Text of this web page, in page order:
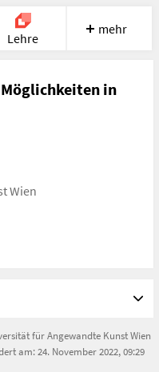
Lehre
Cloud Chat
mehr
in
Wien
für Angewandte Kunst Wien
am: 24. November 2022, 09:29